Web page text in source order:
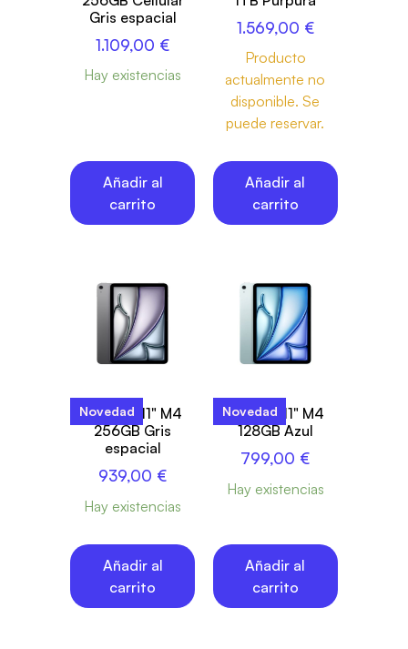
Gris espacial
1.109,00 €
Hay existencias
Añadir al
carrito
1.569,00 €
Producto
actualmente no
disponible. Se
puede reservar.
Añadir al
carrito
Novedad
iPad Air 11" M4
256GB Gris
espacial
939,00 €
Hay existencias
Añadir al
carrito
Novedad
iPad Air 11" M4
128GB Azul
799,00 €
Hay existencias
Añadir al
carrito